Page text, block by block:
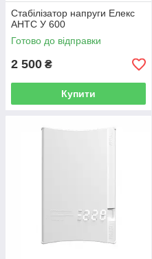
Стабілізатор напруги Елекс
АНТС У 600
Готово до відправки
2 500 ₴
Купити